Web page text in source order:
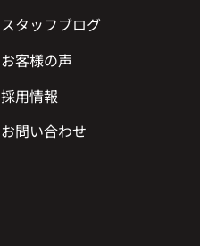
スタッフブログ
お客様の声
採用情報
お問い合わせ